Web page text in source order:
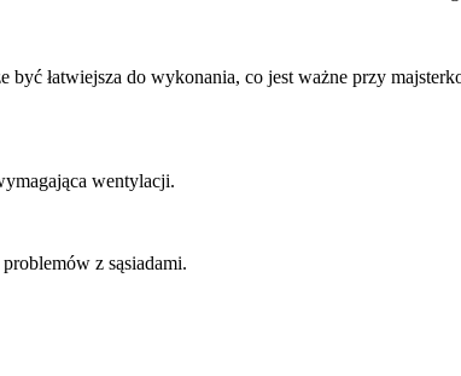
być łatwiejsza do wykonania, co jest ważne przy
wentylacji.
z sąsiadami.